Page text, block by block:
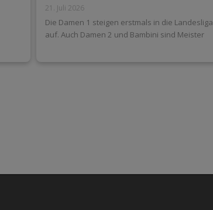
21. Juli 2026
Die Damen 1 steigen erstmals in die Landesliga
auf. Auch Damen 2 und Bambini sind Meister